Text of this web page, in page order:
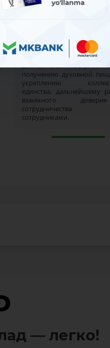
МКБАНК в центре
исламской
Данный визит послужил
получению духовной
укреплению
единства, дальнейшему
взаимного
сотрудничества
сотрудниками.
— легко!